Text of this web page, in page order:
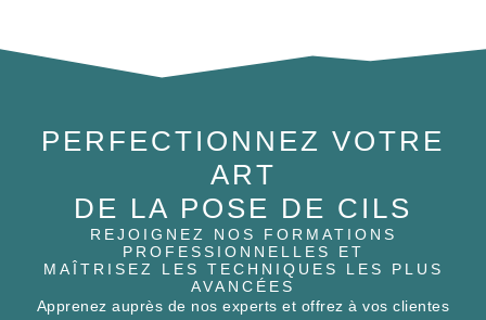
PERFECTIONNEZ VOTRE
ART
DE LA POSE DE CILS
REJOIGNEZ NOS FORMATIONS
PROFESSIONNELLES ET
MAÎTRISEZ LES TECHNIQUES LES PLUS
AVANCÉES
Apprenez auprès de nos experts et offrez à vos clientes